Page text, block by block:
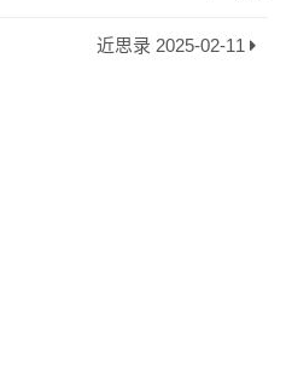
近思录 2025-02-11